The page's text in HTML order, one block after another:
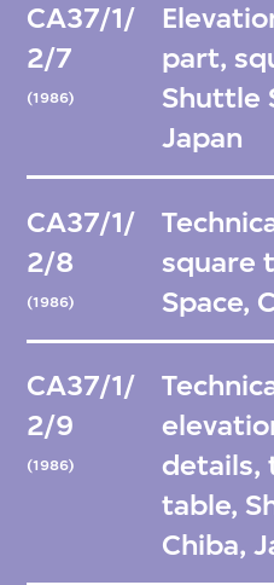
CA37/1/
2/7
(1986)
part,
Shuttle
Japan
CA37/1/
2/8
(1986)
square
Space,
CA37/1/
2/9
(1986)
details,
table,
Chiba,